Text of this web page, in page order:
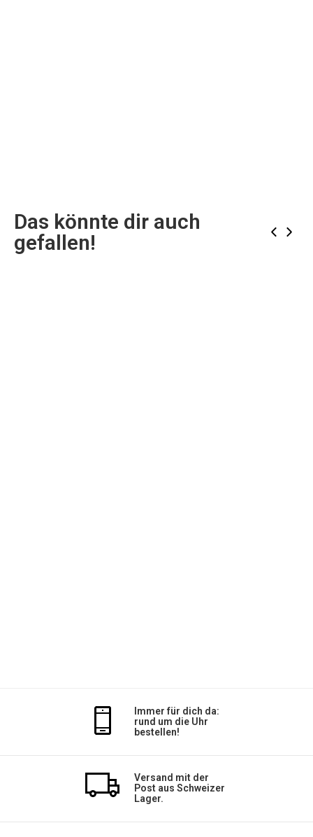
Das könnte dir auch
gefallen!
‹ ›
Immer für dich da:
rund um die Uhr
bestellen!
Versand mit der
Post aus Schweizer
Lager.